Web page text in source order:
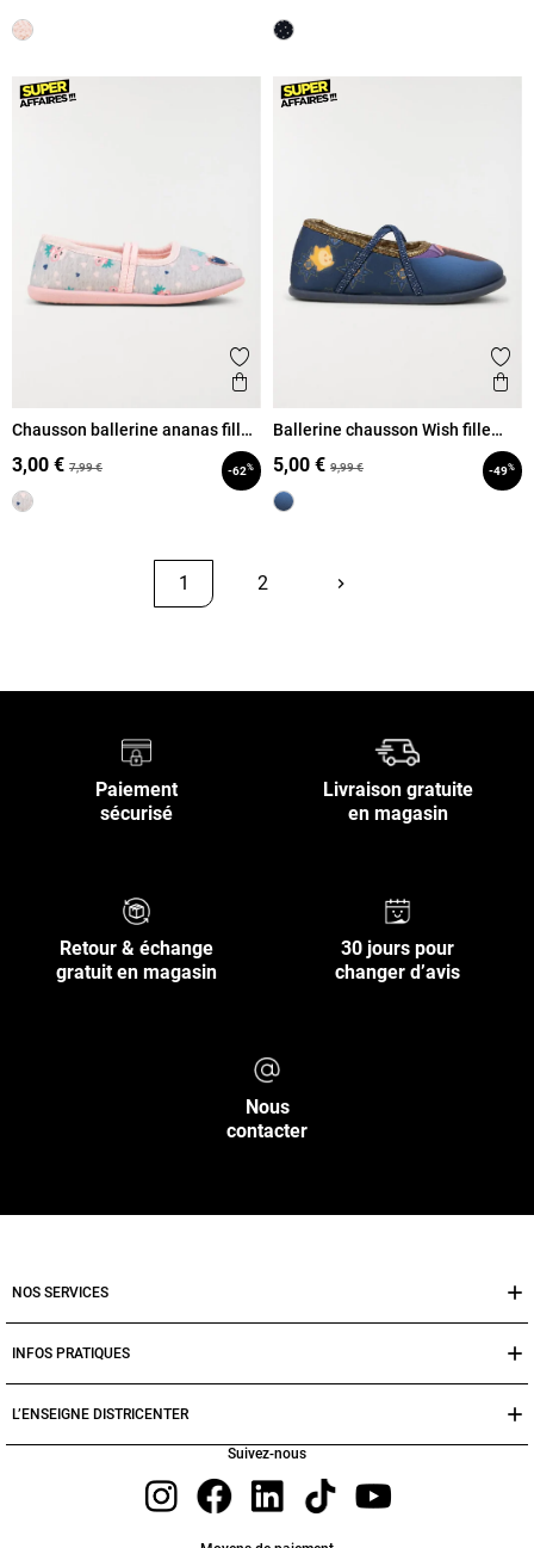
Ajouter aux favoris
Aperçu rapide
Chausson ballerine ananas fille
3,00 € 7,99 € -62%
Ballerine chausson Wish fille
5,00 € 9,99 € -49%
1 2 keyboard_arrow_rightSuivant
Paiement
sécurisé
Livraison gratuite
en magasin
Retour & échange
gratuit en magasin
30 jours pour
changer d’avis
Nous
contacter
NOS SERVICES
INFOS PRATIQUES
L’ENSEIGNE DISTRICENTER
Suivez-nous